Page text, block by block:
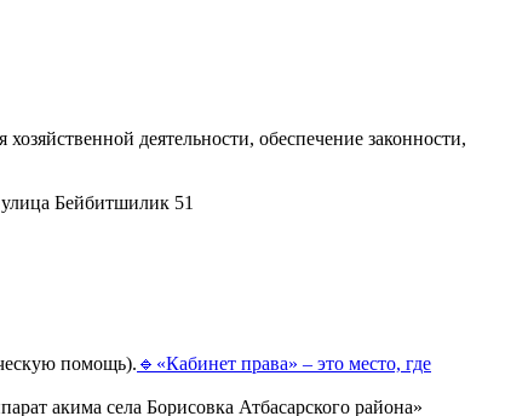
деятельности, обеспечение законности,
Бейбитшилик 51
🔹️«Кабинет права» – это место, где